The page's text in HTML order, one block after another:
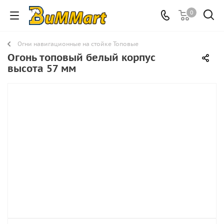
0
Огни навигационные на стойке Топовые
Огонь топовый белый корпус
высота 57 мм